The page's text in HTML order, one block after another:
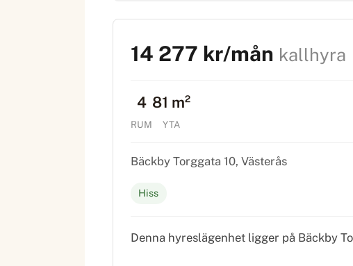
14 277 kr/mån kallhyra
4
RUM
81 m²
YTA
Bäckby Torggata 10, Västerås
Hiss
Denna hyreslägenhet ligger på Bäckby